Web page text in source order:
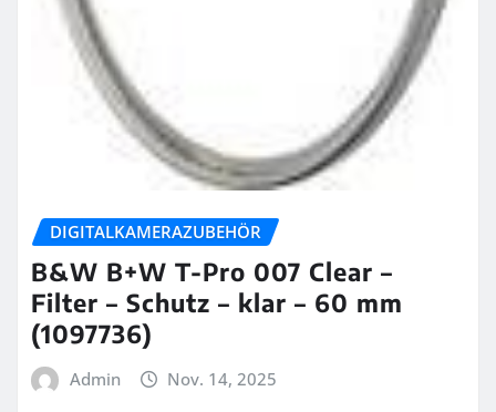
DIGITALKAMERAZUBEHÖR
B&W B+W T-Pro 007 Clear –
Filter – Schutz – klar – 60 mm
(1097736)
Admin Nov. 14, 2025